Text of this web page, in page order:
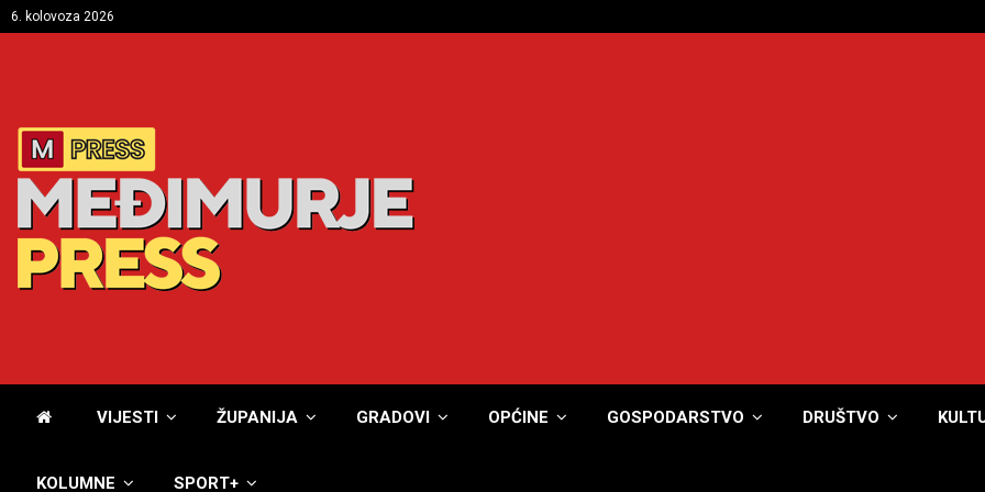
6. kolovoza 2026
VIJESTI ŽUPANIJA GRADOVI OPĆINE GOSPODARSTVO DRUŠTVO
KOLUMNE SPORT+